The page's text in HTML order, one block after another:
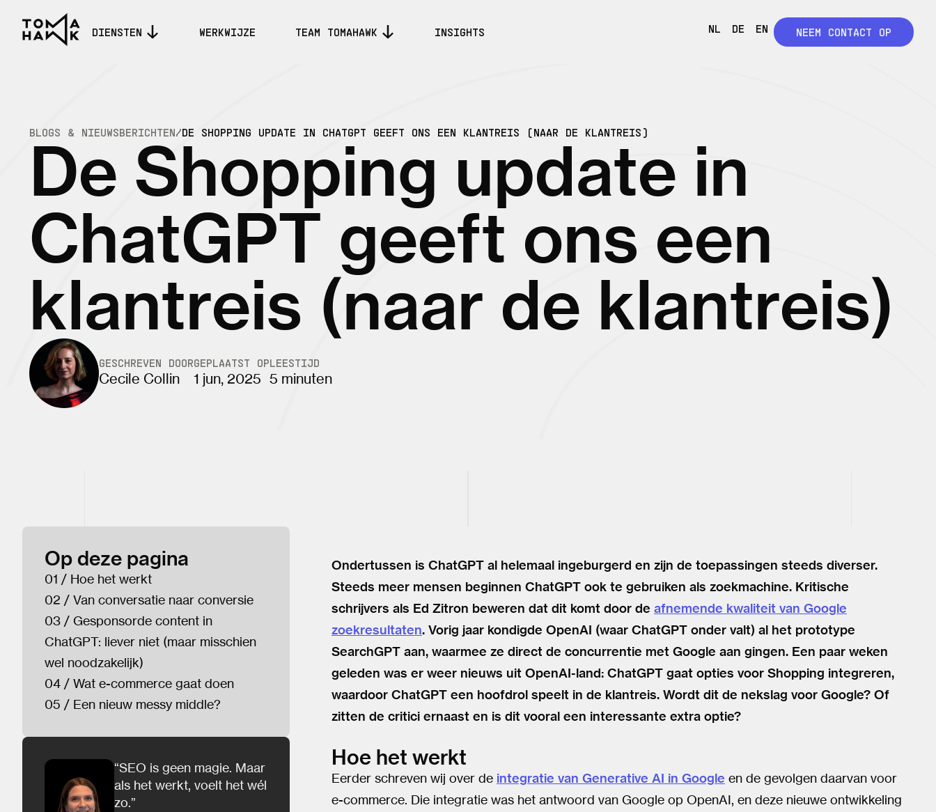
DIENSTEN WERKWIJZE TEAM TOMAHAWK INSIGHTS NL DE EN NEEM CONTACT OP
BLOGS & NIEUWSBERICHTEN/DE SHOPPING UPDATE IN CHATGPT GEEFT ONS EEN KLANTREIS (NAAR DE KLANTREIS)
De Shopping update in
ChatGPT geeft ons een
klantreis (naar de klantreis)
GESCHREVEN DOOR
Cecile Collin
GEPLAATST OP
1 jun, 2025
LEESTIJD
5 minuten
Op deze pagina
01 / Hoe het werkt
02 / Van conversatie naar conversie
03 / Gesponsorde content in
ChatGPT: liever niet (maar misschien
wel noodzakelijk)
04 / Wat e-commerce gaat doen
05 / Een nieuw messy middle?
“SEO is geen magie. Maar
als het werkt, voelt het wél
zo.”
Ondertussen is ChatGPT al helemaal ingeburgerd en zijn de toepassingen steeds diverser.
Steeds meer mensen beginnen ChatGPT ook te gebruiken als zoekmachine. Kritische
schrijvers als Ed Zitron beweren dat dit komt door de afnemende kwaliteit van Google
zoekresultaten. Vorig jaar kondigde OpenAI (waar ChatGPT onder valt) al het prototype
SearchGPT aan, waarmee ze direct de concurrentie met Google aan gingen. Een paar weken
geleden was er weer nieuws uit OpenAI-land: ChatGPT gaat opties voor Shopping integreren,
waardoor ChatGPT een hoofdrol speelt in de klantreis. Wordt dit de nekslag voor Google? Of
zitten de critici ernaast en is dit vooral een interessante extra optie?
Hoe het werkt
Eerder schreven wij over de integratie van Generative AI in Google en de gevolgen daarvan voor
e-commerce. Die integratie was het antwoord van Google op OpenAI, en deze nieuwe ontwikkeling